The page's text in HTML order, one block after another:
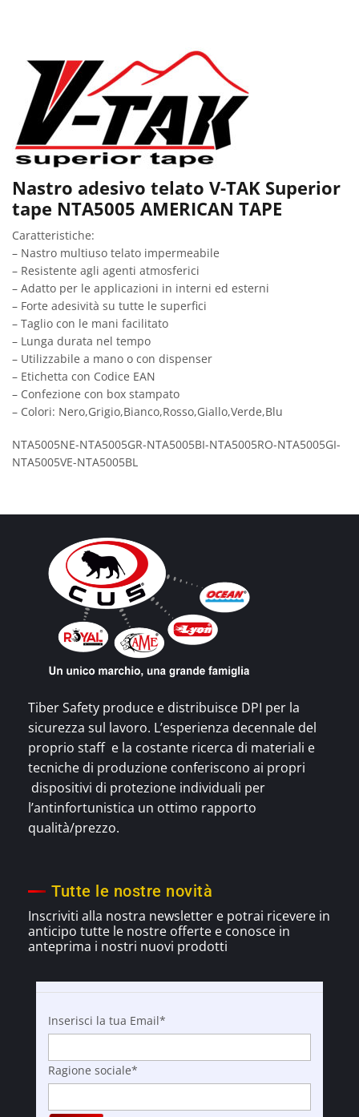
Nastro adesivo telato V-TAK Superior
tape NTA5005 AMERICAN TAPE
Caratteristiche:
– Nastro multiuso telato impermeabile
– Resistente agli agenti atmosferici
– Adatto per le applicazioni in interni ed esterni
– Forte adesività su tutte le superfici
– Taglio con le mani facilitato
– Lunga durata nel tempo
– Utilizzabile a mano o con dispenser
– Etichetta con Codice EAN
– Confezione con box stampato
– Colori: Nero,Grigio,Bianco,Rosso,Giallo,Verde,Blu
NTA5005NE-NTA5005GR-NTA5005BI-NTA5005RO-NTA5005GI-
NTA5005VE-NTA5005BL
Tiber Safety produce e distribuisce DPI per la
sicurezza sul lavoro. L’esperienza decennale del
proprio staff e la costante ricerca di materiali e
tecniche di produzione conferiscono ai propri
dispositivi di protezione individuali per
l’antinfortunistica un ottimo rapporto
qualità/prezzo.
Tutte le nostre novità
Inscriviti alla nostra newsletter e potrai ricevere in
anticipo tutte le nostre offerte e conosce in
anteprima i nostri nuovi prodotti
Inserisci la tua Email*
Ragione sociale*